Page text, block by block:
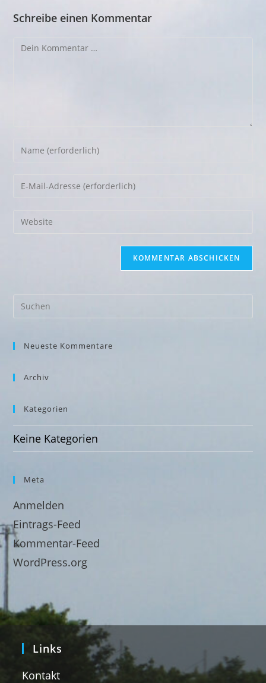
Schreibe einen Kommentar
Neueste Kommentare
Archiv
Kategorien
Keine Kategorien
Meta
Anmelden
Eintrags-Feed
Kommentar-Feed
WordPress.org
Links
Kontakt